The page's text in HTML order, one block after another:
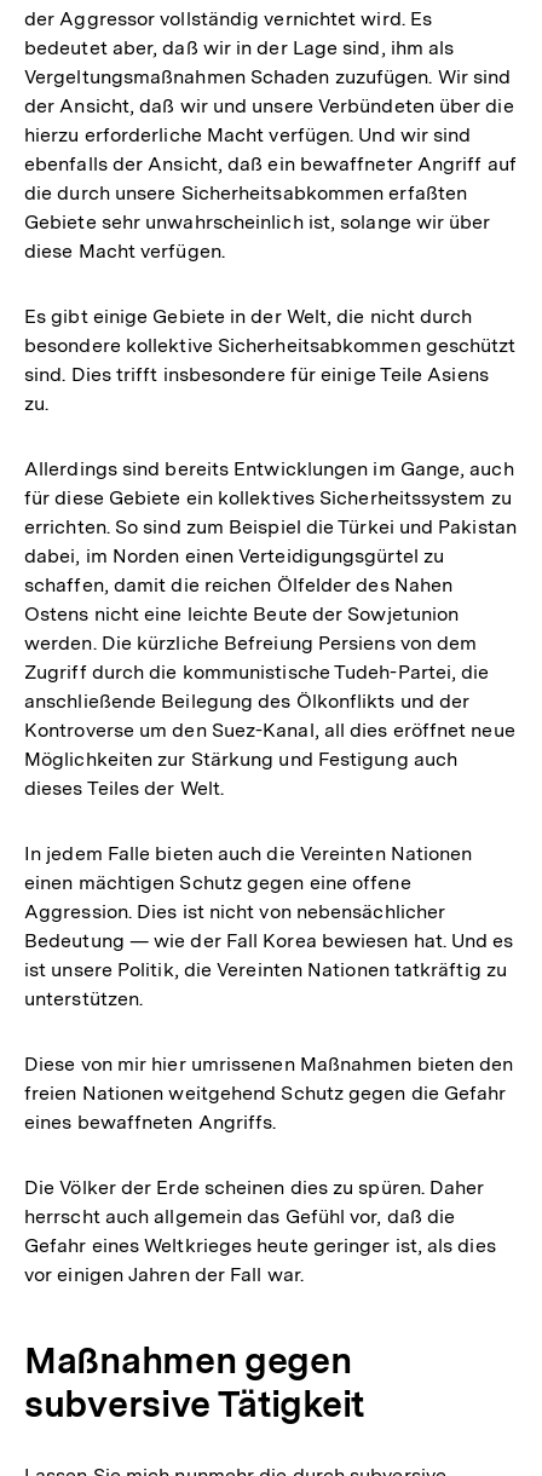
der Aggressor vollständig vernichtet wird. Es
bedeutet aber, daß wir in der Lage sind, ihm als
Vergeltungsmaßnahmen Schaden zuzufügen. Wir sind
der Ansicht, daß wir und unsere Verbündeten über die
hierzu erforderliche Macht verfügen. Und wir sind
ebenfalls der Ansicht, daß ein bewaffneter Angriff auf
die durch unsere Sicherheitsabkommen erfaßten
Gebiete sehr unwahrscheinlich ist, solange wir über
diese Macht verfügen.
Es gibt einige Gebiete in der Welt, die nicht durch
besondere kollektive Sicherheitsabkommen geschützt
sind. Dies trifft insbesondere für einige Teile Asiens
zu.
Allerdings sind bereits Entwicklungen im Gange, auch
für diese Gebiete ein kollektives Sicherheitssystem zu
errichten. So sind zum Beispiel die Türkei und Pakistan
dabei, im Norden einen Verteidigungsgürtel zu
schaffen, damit die reichen Ölfelder des Nahen
Ostens nicht eine leichte Beute der Sowjetunion
werden. Die kürzliche Befreiung Persiens von dem
Zugriff durch die kommunistische Tudeh-Partei, die
anschließende Beilegung des Ölkonflikts und der
Kontroverse um den Suez-Kanal, all dies eröffnet neue
Möglichkeiten zur Stärkung und Festigung auch
dieses Teiles der Welt.
In jedem Falle bieten auch die Vereinten Nationen
einen mächtigen Schutz gegen eine offene
Aggression. Dies ist nicht von nebensächlicher
Bedeutung — wie der Fall Korea bewiesen hat. Und es
ist unsere Politik, die Vereinten Nationen tatkräftig zu
unterstützen.
Diese von mir hier umrissenen Maßnahmen bieten den
freien Nationen weitgehend Schutz gegen die Gefahr
eines bewaffneten Angriffs.
Die Völker der Erde scheinen dies zu spüren. Daher
herrscht auch allgemein das Gefühl vor, daß die
Gefahr eines Weltkrieges heute geringer ist, als dies
vor einigen Jahren der Fall war.
Maßnahmen gegen
subversive Tätigkeit